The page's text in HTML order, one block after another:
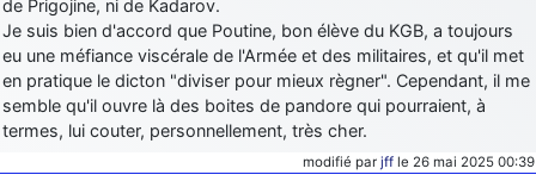
de Prigojine, ni de Kadarov.
Je suis bien d'accord que Poutine, bon élève du KGB, a toujours
eu une méfiance viscérale de l'Armée et des militaires, et qu'il met
en pratique le dicton "diviser pour mieux règner". Cependant, il me
semble qu'il ouvre là des boites de pandore qui pourraient, à
termes, lui couter, personnellement, très cher.
modifié par jff le 26 mai 2025 00:39